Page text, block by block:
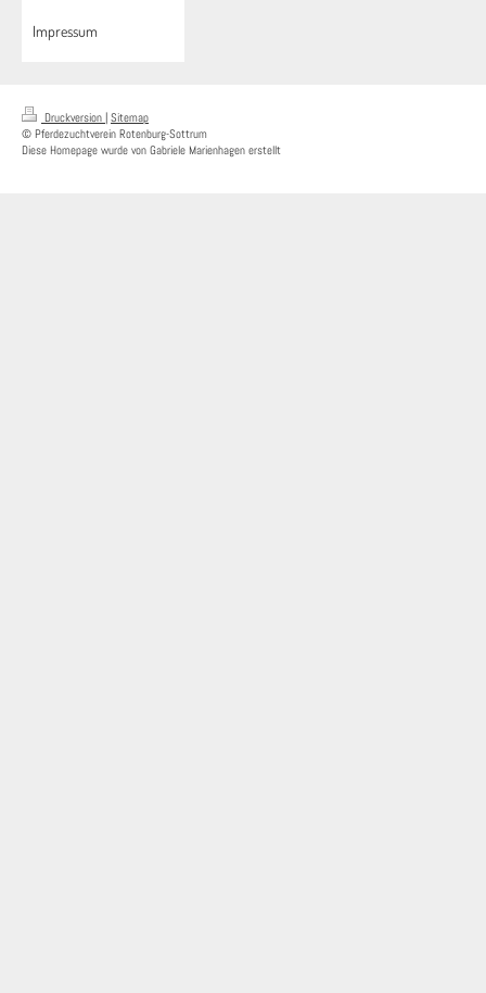
Impressum
Druckversion | Sitemap
© Pferdezuchtverein Rotenburg-Sottrum
Diese Homepage wurde von Gabriele Marienhagen erstellt